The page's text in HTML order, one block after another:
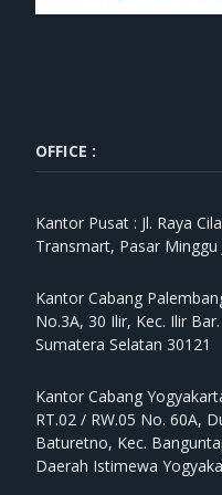
OFFICE :
Kantor Pusat : Jl. Raya
Transmart, Pasar Minggu
Kantor Cabang
No.3A, 30 Ilir, Kec. Ilir
Sumatera Selatan 30121
Kantor Cabang
RT.02 / RW.05 No. 60A,
Baturetno, Kec.
Daerah Istimewa